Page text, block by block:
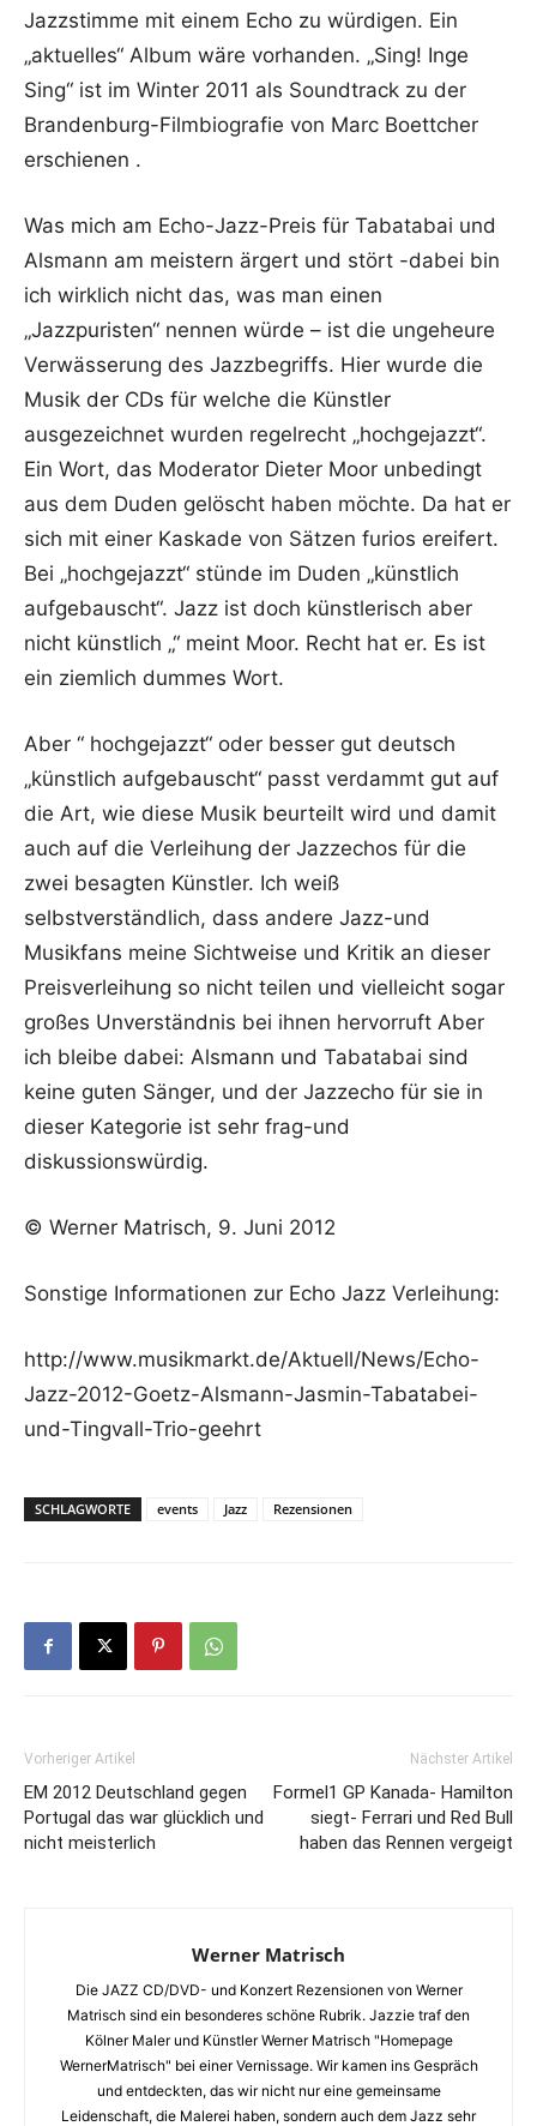
Jazzstimme mit einem Echo zu würdigen. Ein
„aktuelles“ Album wäre vorhanden. „Sing! Inge
Sing“ ist im Winter 2011 als Soundtrack zu der
Brandenburg-Filmbiografie von Marc Boettcher
erschienen .
Was mich am Echo-Jazz-Preis für Tabatabai und
Alsmann am meistern ärgert und stört -dabei bin
ich wirklich nicht das, was man einen
„Jazzpuristen“ nennen würde – ist die ungeheure
Verwässerung des Jazzbegriffs. Hier wurde die
Musik der CDs für welche die Künstler
ausgezeichnet wurden regelrecht „hochgejazzt“.
Ein Wort, das Moderator Dieter Moor unbedingt
aus dem Duden gelöscht haben möchte. Da hat er
sich mit einer Kaskade von Sätzen furios ereifert.
Bei „hochgejazzt“ stünde im Duden „künstlich
aufgebauscht“. Jazz ist doch künstlerisch aber
nicht künstlich „“ meint Moor. Recht hat er. Es ist
ein ziemlich dummes Wort.
Aber “ hochgejazzt“ oder besser gut deutsch
„künstlich aufgebauscht“ passt verdammt gut auf
die Art, wie diese Musik beurteilt wird und damit
auch auf die Verleihung der Jazzechos für die
zwei besagten Künstler. Ich weiß
selbstverständlich, dass andere Jazz-und
Musikfans meine Sichtweise und Kritik an dieser
Preisverleihung so nicht teilen und vielleicht sogar
großes Unverständnis bei ihnen hervorruft Aber
ich bleibe dabei: Alsmann und Tabatabai sind
keine guten Sänger, und der Jazzecho für sie in
dieser Kategorie ist sehr frag-und
diskussionswürdig.
© Werner Matrisch, 9. Juni 2012
Sonstige Informationen zur Echo Jazz Verleihung:
http://www.musikmarkt.de/Aktuell/News/Echo-
Jazz-2012-Goetz-Alsmann-Jasmin-Tabatabei-
und-Tingvall-Trio-geehrt
SCHLAGWORTE events Jazz Rezensionen
Vorheriger Artikel
EM 2012 Deutschland gegen
Portugal das war glücklich und
nicht meisterlich
Nächster Artikel
Formel1 GP Kanada- Hamilton
siegt- Ferrari und Red Bull
haben das Rennen vergeigt
Werner Matrisch
Die JAZZ CD/DVD- und Konzert Rezensionen von Werner
Matrisch sind ein besonderes schöne Rubrik. Jazzie traf den
Kölner Maler und Künstler Werner Matrisch "Homepage
WernerMatrisch" bei einer Vernissage. Wir kamen ins Gespräch
und entdeckten, das wir nicht nur eine gemeinsame
Leidenschaft, die Malerei haben, sondern auch dem Jazz sehr